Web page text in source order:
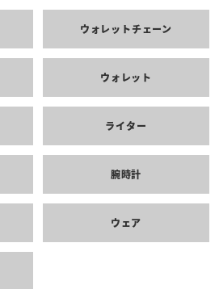
ウォレットチェーン
ウォレット
ライター
腕時計
ウェア